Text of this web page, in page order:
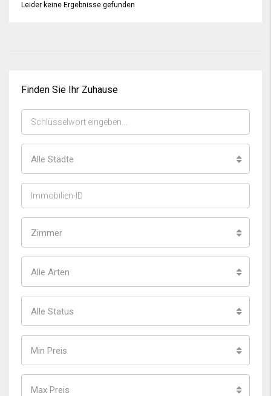
Leider keine Ergebnisse gefunden
Finden Sie Ihr Zuhause
Alle Städte
Zimmer
Alle Arten
Alle Status
Min Preis
Max Preis